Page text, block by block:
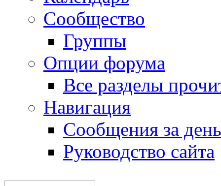
Сообщество
Группы
Опции форума
Все разделы
Навигация
Сообщения за день
Руководство сайта